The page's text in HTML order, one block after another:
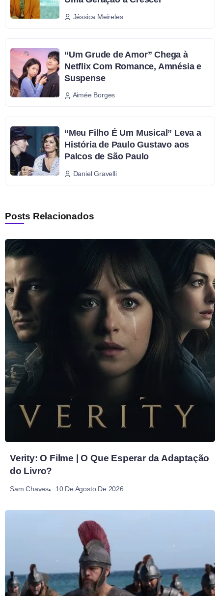
Jéssica Meireles
“Um Grude de Amor” Chega à
Netflix Com Romance, Amnésia e
Suspense
Aimée Borges
“Meu Filho É Um Musical” Leva a
História de Paulo Gustavo aos
Palcos de São Paulo
Daniel Gravelli
Posts Relacionados
Verity: O Filme | O Que Esperar da Adaptação
do Livro?
Sam Chaves 10 De Agosto De 2026